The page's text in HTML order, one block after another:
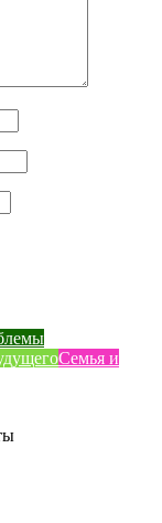
Семья и